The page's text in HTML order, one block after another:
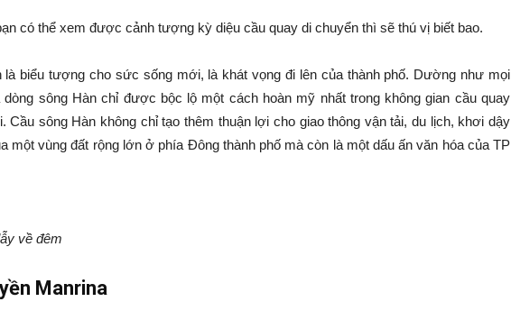
có thể xem được cảnh tượng kỳ diệu cầu quay di chuyển thì sẽ thú vị biết bao.
là biểu tượng cho sức sống mới, là khát vọng đi lên của thành phố. Dường như mọi
sông Hàn chỉ được bộc lộ một cách hoàn mỹ nhất trong không gian cầu quay
Cầu sông Hàn không chỉ tạo thêm thuận lợi cho giao thông vận tải, du lịch, khơi dậy
một vùng đất rộng lớn ở phía Đông thành phố mà còn là một dấu ấn văn hóa của TP
về đêm
Manrina